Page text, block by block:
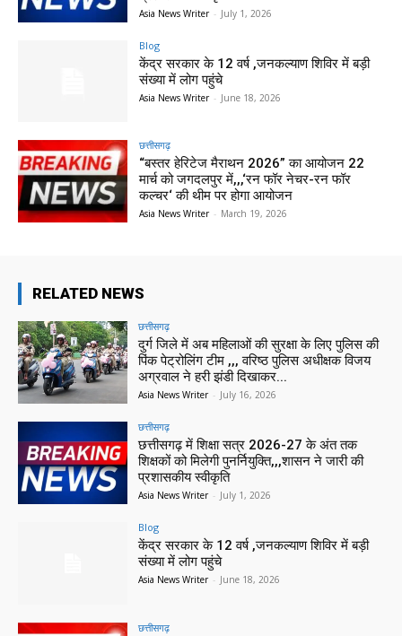
Asia News Writer - July 1, 2026
Blog
केंद्र सरकार के 12 वर्ष ,जनकल्याण शिविर में बड़ी
संख्या में लोग पहुंचे
Asia News Writer - June 18, 2026
छत्तीसगढ़
“बस्तर हेरिटेज मैराथन 2026” का आयोजन 22
मार्च को जगदलपुर में,,,‘रन फॉर नेचर-रन फॉर
कल्चर‘ की थीम पर होगा आयोजन
Asia News Writer - March 19, 2026
RELATED NEWS
छत्तीसगढ़
दुर्ग जिले में अब महिलाओं की सुरक्षा के लिए पुलिस की
पिंक पेट्रोलिंग टीम ,,, वरिष्ठ पुलिस अधीक्षक विजय
अग्रवाल ने हरी झंडी दिखाकर...
Asia News Writer - July 16, 2026
छत्तीसगढ़
छत्तीसगढ़ में शिक्षा सत्र 2026-27 के अंत तक
शिक्षकों को मिलेगी पुनर्नियुक्ति,,,शासन ने जारी की
प्रशासकीय स्वीकृति
Asia News Writer - July 1, 2026
Blog
केंद्र सरकार के 12 वर्ष ,जनकल्याण शिविर में बड़ी
संख्या में लोग पहुंचे
Asia News Writer - June 18, 2026
छत्तीसगढ़